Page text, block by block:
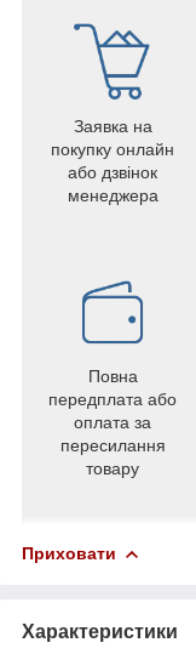
Заявка на
покупку онлайн
або дзвінок
менеджера
Повна
передплата або
оплата за
пересилання
товару
Приховати
Характеристики